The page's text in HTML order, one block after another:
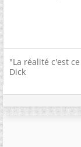
"La réalité c'est
Dick